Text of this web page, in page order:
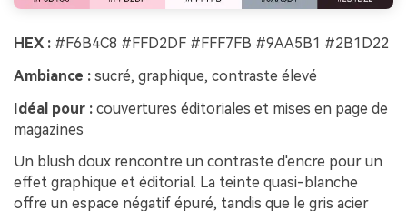
HEX : #F6B4C8 #FFD2DF #FFF7FB #9AA5B1 #2B1D22
Ambiance : sucré, graphique, contraste élevé
Idéal pour : couvertures éditoriales et mises en page de
magazines
Un blush doux rencontre un contraste d'encre pour un
effet graphique et éditorial. La teinte quasi-blanche
offre un espace négatif épuré, tandis que le gris acier